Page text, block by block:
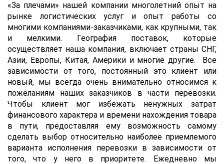
«За плечами» нашей компании многолетний опыт на
рынке логистических услуг и опыт работы со
многими компаниями-заказчиками, как крупными, так
и мелкими. География поставок, которые
осуществляет наша компания, включает страны СНГ,
Азии, Европы, Китая, Америки и многие другие. Все
зависимости от того, постоянный это клиент или
новый, мы всегда очень внимательно относимся к
пожеланиям наших заказчиков в части перевозки.
Чтобы клиент мог избежать ненужных затрат
финансового характера и времени нахождения товара
в пути, предоставляя ему возможность самому
сделать выбор относительно наиболее приемлемого
варианта исполнения перевозки в зависимости от
того, что у него в приоритете. Ежедневно мы